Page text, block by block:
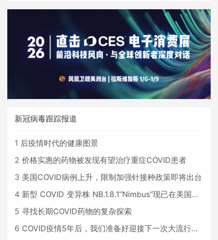
新冠病毒跟踪报道
1 后疫情时代的健康图景
2 价格实惠的药物被发现有望治疗重症COVID患者
3 美国COVID病例上升，限制加强针接种政策即将出台
4 新型 COVID 变异株 NB.1.8.1“Nimbus”现已在美国占据主导地位
5 寻找长期COVID药物的复杂探索
6 COVID疫情5年后，我们准备好迎接下一次大流行了吗？